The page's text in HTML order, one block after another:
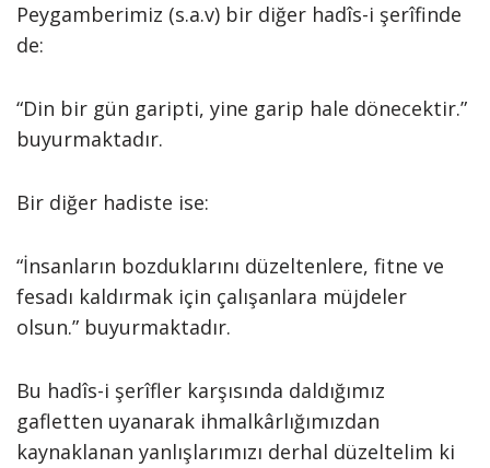
Peygamberimiz (s.a.v) bir diğer hadîs-i şerîfinde
de:
“Din bir gün garipti, yine garip hale dönecektir.”
buyurmaktadır.
Bir diğer hadiste ise:
“İnsanların bozduklarını düzeltenlere, fitne ve
fesadı kaldırmak için çalışanlara müjdeler
olsun.” buyurmaktadır.
Bu hadîs-i şerîfler karşısında daldığımız
gafletten uyanarak ihmalkârlığımızdan
kaynaklanan yanlışlarımızı derhal düzeltelim ki